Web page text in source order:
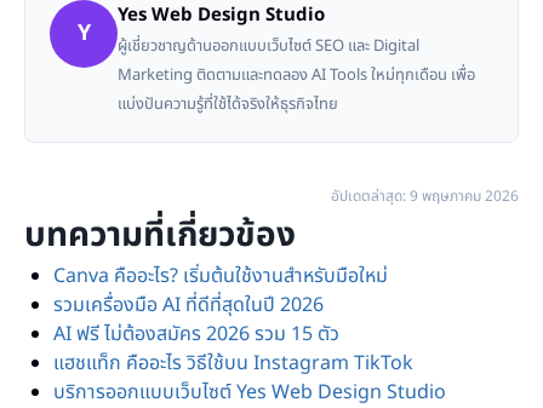
Y
Yes Web Design Studio
ผู้เชี่ยวชาญด้านออกแบบเว็บไซต์ SEO และ Digital
Marketing ติดตามและทดลอง AI Tools ใหม่ทุกเดือน เพื่อ
แบ่งปันความรู้ที่ใช้ได้จริงให้ธุรกิจไทย
อัปเดตล่าสุด: 9 พฤษภาคม 2026
บทความที่เกี่ยวข้อง
Canva คืออะไร? เริ่มต้นใช้งานสำหรับมือใหม่
รวมเครื่องมือ AI ที่ดีที่สุดในปี 2026
AI ฟรี ไม่ต้องสมัคร 2026 รวม 15 ตัว
แฮชแท็ก คืออะไร วิธีใช้บน Instagram TikTok
บริการออกแบบเว็บไซต์ Yes Web Design Studio